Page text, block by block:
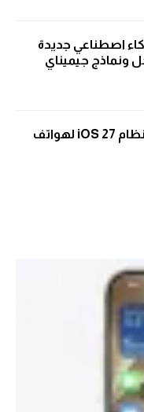
اصطناعي جديدة
ونماذج جيميناي
شركة أبل تؤكد دعم نظام iOS 27 لهواتف